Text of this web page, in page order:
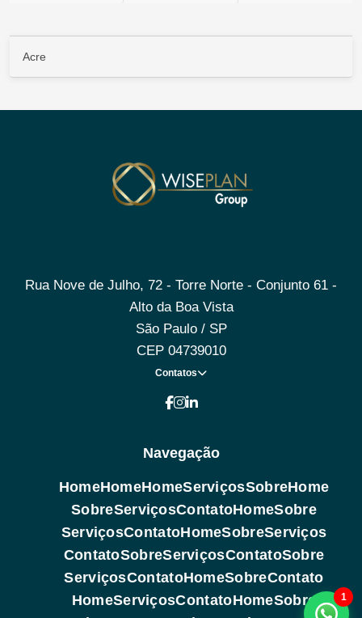
Acre
Rua Nove de Julho, 72 - Torre Norte - Conjunto 61 -
Alto da Boa Vista
São Paulo / SP
CEP 04739010
Contatos
Navegação
HomeHomeHomeServiçosSobreHome
SobreServiçosContatoHomeSobre
ServiçosContatoHomeSobreServiços
ContatoSobreServiçosContatoSobre
ServiçosContatoHomeSobreContato
HomeServiçosContatoHomeSobre
1